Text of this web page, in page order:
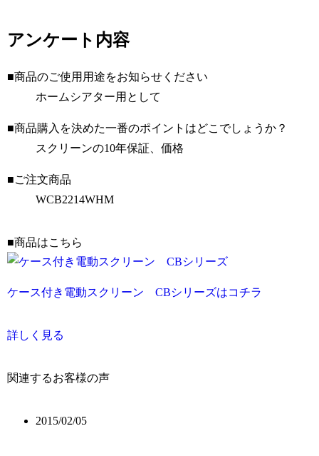
アンケート内容
■商品のご使用用途をお知らせください
ホームシアター用として
■商品購入を決めた一番のポイントはどこでしょうか？
スクリーンの10年保証、価格
■ご注文商品
WCB2214WHM
■商品はこちら
ケース付き電動スクリーン CBシリーズはコチラ
詳しく見る
関連するお客様の声
2015/02/05